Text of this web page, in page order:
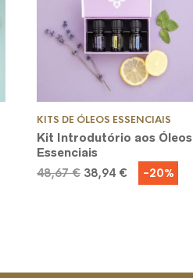
KITS DE ÓLEOS ESSENCIAIS
Kit Introdutório aos Óleos
Essenciais
48,67€ O
38,94 €
preço
-20%